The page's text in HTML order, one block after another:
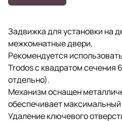
Задвижка для установки на
межкомнатные двери.
Рекомендуется
Trodos с квадратом сечения
отдельно).
Механизм оснащен
обеспечивает
Удаление ключевого